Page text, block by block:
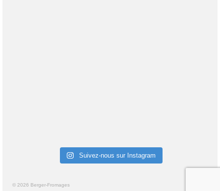
Suivez-nous sur Instagram
© 2026 Berger-Fromages